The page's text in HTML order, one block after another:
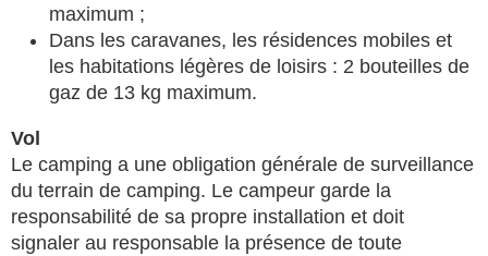
maximum ;
Dans les caravanes, les résidences mobiles et
les habitations légères de loisirs : 2 bouteilles de
gaz de 13 kg maximum.
Vol
Le camping a une obligation générale de surveillance
du terrain de camping. Le campeur garde la
responsabilité de sa propre installation et doit
signaler au responsable la présence de toute